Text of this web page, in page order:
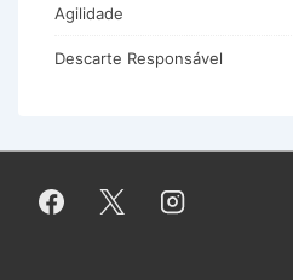
Agilidade
Descarte Responsável